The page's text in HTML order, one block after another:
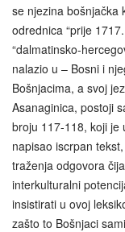
se njezina bošnjačka
odrednica “prije
“dalmatinsko-
nalazio u – Bosni i
Bošnjacima, a svoj
Asanaginica, postoji
broju 117-118, koji je
napisao iscrpan
traženja odgovora
interkulturalni
insistirati u ovoj
zašto to Bošnjaci